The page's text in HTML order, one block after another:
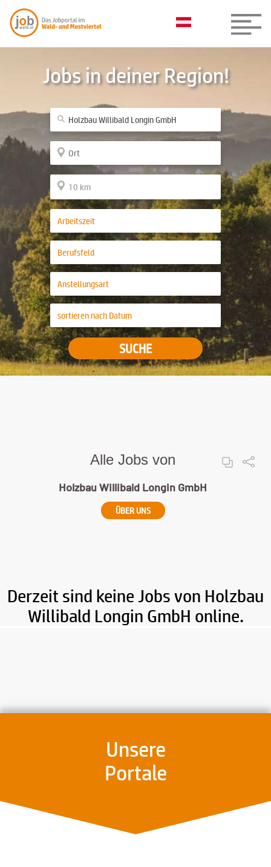
Jobs in deiner Region!
SUCHE
Alle Jobs von
Holzbau Willibald Longin GmbH
ÜBER UNS
Derzeit sind keine Jobs von Holzbau
Willibald Longin GmbH online.
Unsere
Portale